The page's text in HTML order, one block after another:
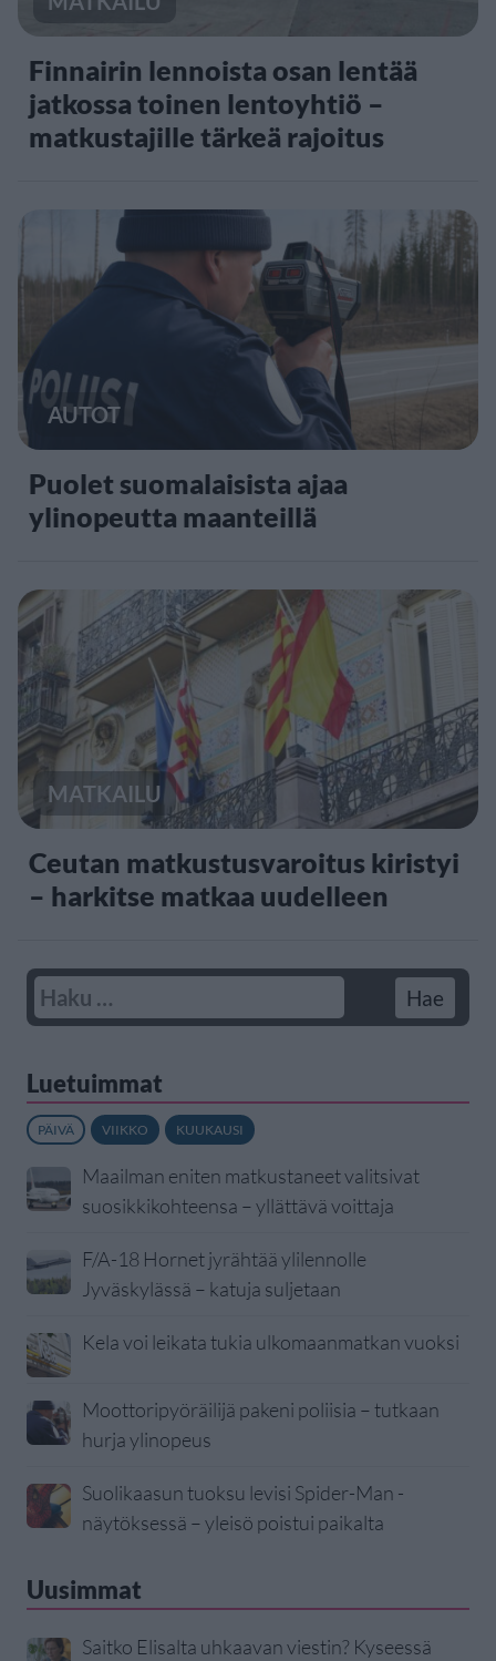
Finnairin lennoista osan lentää
jatkossa toinen lentoyhtiö –
matkustajille tärkeä rajoitus
AUTOT
Puolet suomalaisista ajaa
ylinopeutta maanteillä
MATKAILU
Ceutan matkustusvaroitus kiristyi
– harkitse matkaa uudelleen
Luetuimmat
PÄIVÄ VIIKKO KUUKAUSI
Maailman eniten matkustaneet valitsivat
suosikkikohteensa – yllättävä voittaja
F/A-18 Hornet jyrähtää ylilennolle
Jyväskylässä – katuja suljetaan
Kela voi leikata tukia ulkomaanmatkan vuoksi
Moottoripyöräilijä pakeni poliisia – tutkaan
hurja ylinopeus
Suolikaasun tuoksu levisi Spider-Man -
näytöksessä – yleisö poistui paikalta
Uusimmat
Saitko Elisalta uhkaavan viestin? Kyseessä